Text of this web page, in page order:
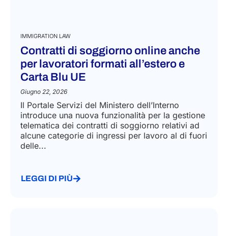
IMMIGRATION LAW
Contratti di soggiorno online anche
per lavoratori formati all’estero e
Carta Blu UE
Giugno 22, 2026
Il Portale Servizi del Ministero dell’Interno
introduce una nuova funzionalità per la gestione
telematica dei contratti di soggiorno relativi ad
alcune categorie di ingressi per lavoro al di fuori
delle...
LEGGI DI PIÙ